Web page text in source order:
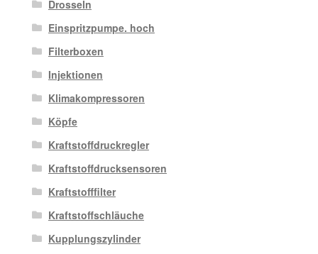
Drosseln
Einspritzpumpe. hoch
Filterboxen
Injektionen
Klimakompressoren
Köpfe
Kraftstoffdruckregler
Kraftstoffdrucksensoren
Kraftstofffilter
Kraftstoffschläuche
Kupplungszylinder